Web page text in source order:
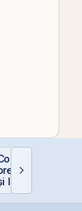
pentru
listarea pe
a BVB